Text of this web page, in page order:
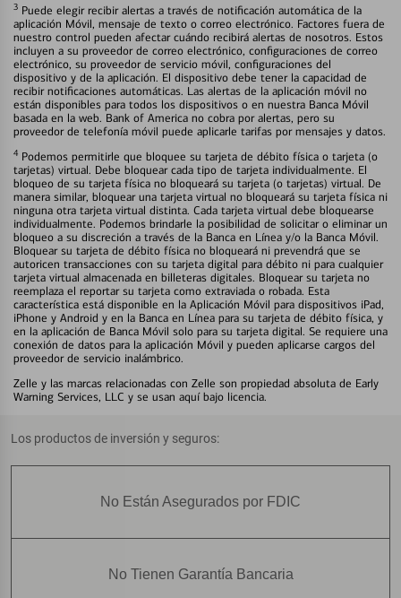
3 Puede elegir recibir alertas a través de notificación automática de la
aplicación Móvil, mensaje de texto o correo electrónico. Factores fuera de
nuestro control pueden afectar cuándo recibirá alertas de nosotros. Estos
incluyen a su proveedor de correo electrónico, configuraciones de correo
electrónico, su proveedor de servicio móvil, configuraciones del
dispositivo y de la aplicación. El dispositivo debe tener la capacidad de
recibir notificaciones automáticas. Las alertas de la aplicación móvil no
están disponibles para todos los dispositivos o en nuestra Banca Móvil
basada en la web. Bank of America no cobra por alertas, pero su
proveedor de telefonía móvil puede aplicarle tarifas por mensajes y datos.
4 Podemos permitirle que bloquee su tarjeta de débito física o tarjeta (o
tarjetas) virtual. Debe bloquear cada tipo de tarjeta individualmente. El
bloqueo de su tarjeta física no bloqueará su tarjeta (o tarjetas) virtual. De
manera similar, bloquear una tarjeta virtual no bloqueará su tarjeta física ni
ninguna otra tarjeta virtual distinta. Cada tarjeta virtual debe bloquearse
individualmente. Podemos brindarle la posibilidad de solicitar o eliminar un
bloqueo a su discreción a través de la Banca en Línea y/o la Banca Móvil.
Bloquear su tarjeta de débito física no bloqueará ni prevendrá que se
autoricen transacciones con su tarjeta digital para débito ni para cualquier
tarjeta virtual almacenada en billeteras digitales. Bloquear su tarjeta no
reemplaza el reportar su tarjeta como extraviada o robada. Esta
característica está disponible en la Aplicación Móvil para dispositivos iPad,
iPhone y Android y en la Banca en Línea para su tarjeta de débito física, y
en la aplicación de Banca Móvil solo para su tarjeta digital. Se requiere una
conexión de datos para la aplicación Móvil y pueden aplicarse cargos del
proveedor de servicio inalámbrico.
Zelle y las marcas relacionadas con Zelle son propiedad absoluta de Early
Warning Services, LLC y se usan aquí bajo licencia.
Los productos de inversión y seguros:
No Están Asegurados por FDIC
No Tienen Garantía Bancaria